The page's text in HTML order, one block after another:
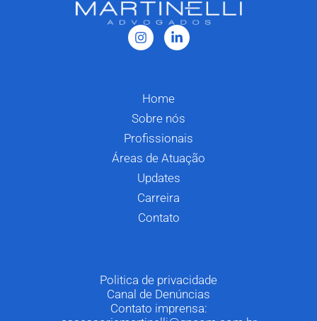
Home
Sobre nós
Profissionais
Áreas de Atuação
Updates
Carreira
Contato
Politica de privacidade
Canal de Denúncias
Contato imprensa: